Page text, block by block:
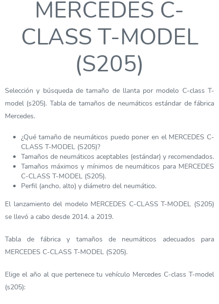
MERCEDES C-
CLASS T-MODEL
(S205)
Selección y búsqueda de tamaño de llanta por modelo C-class T-
model (s205). Tabla de tamaños de neumáticos estándar de fábrica
Mercedes.
¿Qué tamaño de neumáticos puedo poner en el MERCEDES C-
CLASS T-MODEL (S205)?
Tamaños de neumáticos aceptables (estándar) y recomendados.
Tamaños máximos y mínimos de neumáticos para MERCEDES
C-CLASS T-MODEL (S205).
Perfil (ancho, alto) y diámetro del neumático.
El lanzamiento del modelo MERCEDES C-CLASS T-MODEL (S205)
se llevó a cabo desde 2014. a 2019.
Tabla de fábrica y tamaños de neumáticos adecuados para
MERCEDES C-CLASS T-MODEL (S205).
Elige el año al que pertenece tu vehículo Mercedes C-class T-model
(s205):